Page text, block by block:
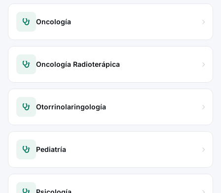
Oncología
Oncología Radioterápica
Otorrinolaringología
Pediatría